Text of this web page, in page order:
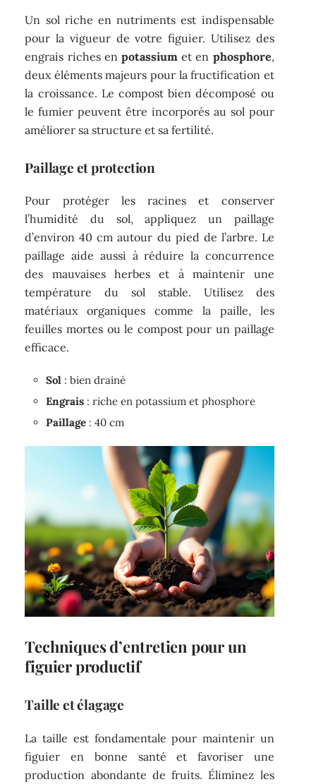
Un sol riche en nutriments est indispensable
pour la vigueur de votre figuier. Utilisez des
engrais riches en potassium et en phosphore,
deux éléments majeurs pour la fructification et
la croissance. Le compost bien décomposé ou
le fumier peuvent être incorporés au sol pour
améliorer sa structure et sa fertilité.
Paillage et protection
Pour protéger les racines et conserver
l’humidité du sol, appliquez un paillage
d’environ 40 cm autour du pied de l’arbre. Le
paillage aide aussi à réduire la concurrence
des mauvaises herbes et à maintenir une
température du sol stable. Utilisez des
matériaux organiques comme la paille, les
feuilles mortes ou le compost pour un paillage
efficace.
Sol : bien drainé
Engrais : riche en potassium et phosphore
Paillage : 40 cm
Techniques d’entretien pour un
figuier productif
Taille et élagage
La taille est fondamentale pour maintenir un
figuier en bonne santé et favoriser une
production abondante de fruits. Éliminez les